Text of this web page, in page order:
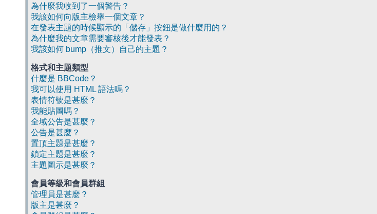
為什麼我收到了一個警告？
我該如何向版主檢舉一個文章？
在發表主題的時候顯示的「儲存」按鈕是做什麼用的？
為什麼我的文章需要審核後才能發表？
我該如何 bump（推文）自己的主題？
格式和主題類型
什麼是 BBCode？
我可以使用 HTML 語法嗎？
表情符號是甚麼？
我能貼圖嗎？
全域公告是甚麼？
公告是甚麼？
置頂主題是甚麼？
鎖定主題是甚麼？
主題圖示是甚麼？
會員等級和會員群組
管理員是甚麼？
版主是甚麼？